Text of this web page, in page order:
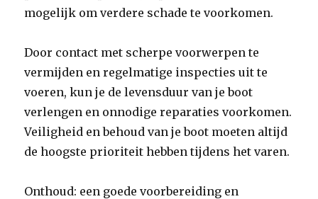
mogelijk om verdere schade te voorkomen.
Door contact met scherpe voorwerpen te
vermijden en regelmatige inspecties uit te
voeren, kun je de levensduur van je boot
verlengen en onnodige reparaties voorkomen.
Veiligheid en behoud van je boot moeten altijd
de hoogste prioriteit hebben tijdens het varen.
Onthoud: een goede voorbereiding en